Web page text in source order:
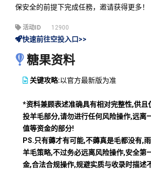
保安全的前提下完成任務，邀请获得更多！
活动ID 12900
快速前往空投入口>>
糖果资料
关键攻略:以官方最新版为准
*资料兼顾表述准确具有相对完整性,供且
投羊毛部分,请勿进行任何风险操作,远离
值等资金的部分!
PS.只有薅才有可能,不薅真是毛都没有,
羊毛策略,不过务必远离风险操作,安全第
金,合法合规操作,规避实质与收录时描述